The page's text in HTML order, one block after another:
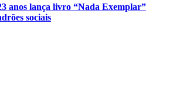
anos lança livro “Nada Exemplar”
sociais